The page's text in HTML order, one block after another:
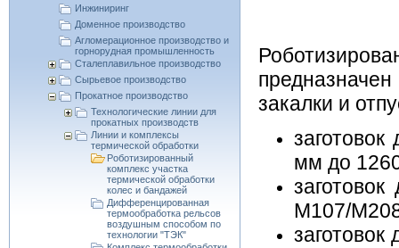
Инжиниринг
Доменное производство
Агломерационное производство и
горнорудная промышленность
Сталеплавильное производство
Сырьевое производство
Прокатное производство
Технологические линии для
прокатных производств
Линии и комплексы
термической обработки
Роботизированный
комплекс участка
термической обработки
колес и бандажей
Дифференцированная
термообработка рельсов
воздушным способом по
технологии "ТЭК"
закалки и
мм до
M107/
заготовок